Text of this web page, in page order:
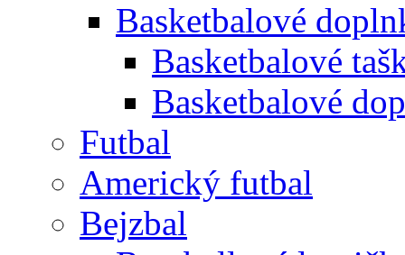
Basketbalové
Basketbalové
Basketbalové
Futbal
Americký futbal
Bejzbal